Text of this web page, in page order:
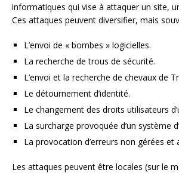
informatiques qui vise à attaquer un site,
Ces attaques peuvent diversifier, mais
L’envoi de « bombes » logicielles.
La recherche de trous de sécurité.
L’envoi et la recherche de chevaux de
Le détournement d’identité.
Le changement des droits utilisateurs
La surcharge provoquée d’un système
La provocation d’erreurs non gérées et
Les attaques peuvent être locales (sur le